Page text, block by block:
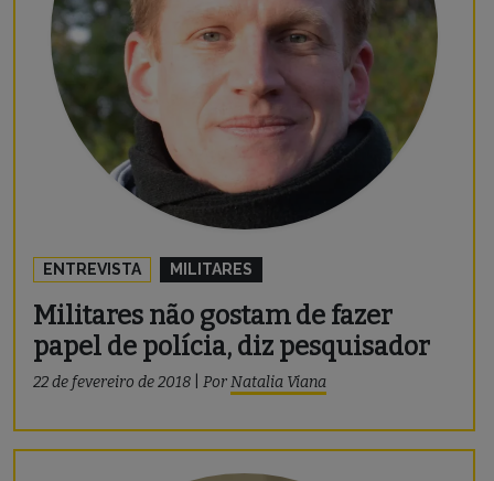
ENTREVISTA MILITARES
Militares não gostam de fazer
papel de polícia, diz pesquisador
22 de fevereiro de 2018 PorNatalia Viana